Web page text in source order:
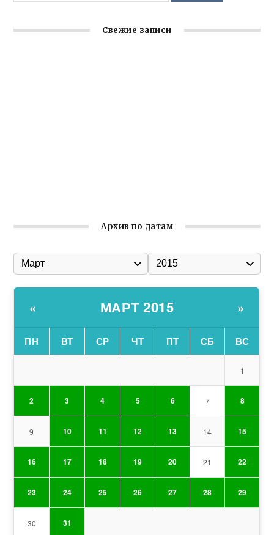
Свежие записи
Архив по датам
« МАРТ 2015 »
ПН ВТ СР ЧТ ПТ СБ ВС
1
2 3 4 5 6 7 8
9 10 11 12 13 14 15
16 17 18 19 20 21 22
23 24 25 26 27 28 29
30 31